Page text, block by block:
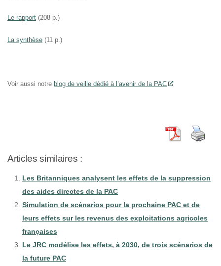
Le rapport (208 p.)
La synthèse (11 p.)
Voir aussi notre blog de veille dédié à l’avenir de la PAC
Articles similaires :
Les Britanniques analysent les effets de la suppression
des aides directes de la PAC
Simulation de scénarios pour la prochaine PAC et de
leurs effets sur les revenus des exploitations agricoles
françaises
Le JRC modélise les effets, à 2030, de trois scénarios de
la future PAC